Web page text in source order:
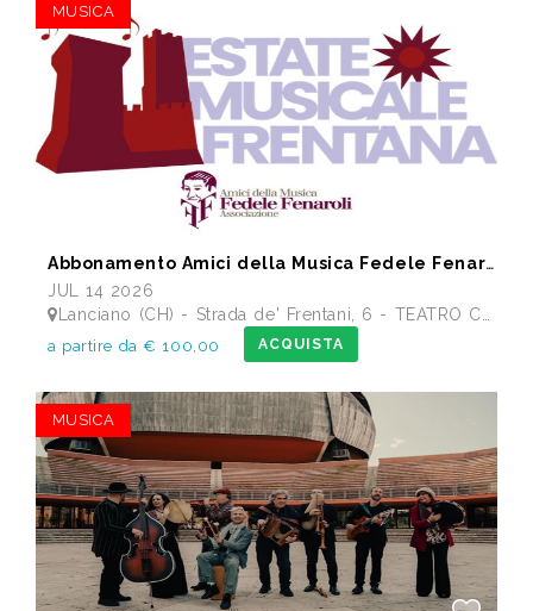
MUSICA
Abbonamento Amici della Musica Fedele Fenaroli 17 Concerti dal 14/07 al13/12 2026
JUL 14 2026
Lanciano (CH) - Strada de' Frentani, 6 - TEATRO COMUNALE FEDELE FENAROLI
a partire da € 100,00 ACQUISTA
MUSICA